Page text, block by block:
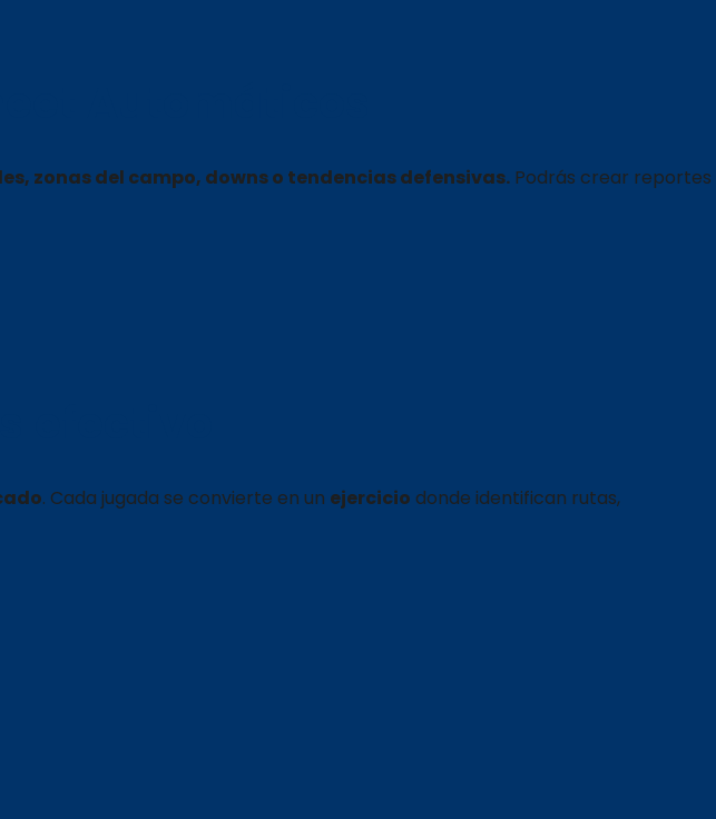
zonas del campo, downs o tendencias defensivas. Podrás crear reportes
. Cada jugada se convierte en un ejercicio donde identifican rutas,